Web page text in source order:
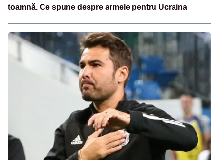
toamnă. Ce spune despre armele pentru Ucraina